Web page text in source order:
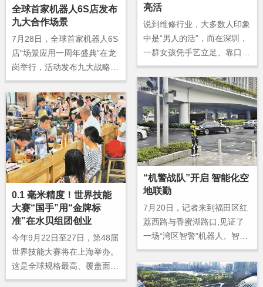
全球首家机器人6S店发布
九大合作场景
7月28日，全球首家机器人6S
店“场景应用一周年盛典”在龙
岗举行，活动发布九大战略场
景＋多渠数字化系统。
亮活
说到维修行业，大多数人印象
中是“男人的活”，而在深圳，
一群女孩凭手艺立足、靠口碑
出圈，正悄然改变着这个行业
的格局，为独居女性客户提供
了更多选择。近日，记者走近
创立近两年的“甄记女工”，了
解这支全女性维修团队如何走
出自己的路。
“机警战队”开启 智能化空
地联勤
7月20日，记者来到福田区红
荔西路与香蜜湖路口,见证了
一场“湾区智警”机器人、智能
无人巡检车、违停劝导机器
人、空中无人机等装备，开启
的智能化“空地联勤”交通管
0.1 毫米精度！世界技能
大赛“国手”用“金牌标
准”在水贝组团创业
今年9月22日至27日，第48届
世界技能大赛将在上海举办。
这是全球规格最高、覆盖面最
广的职业技能赛事，届时将有